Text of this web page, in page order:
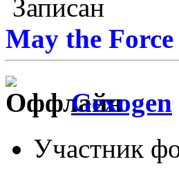
Записан
May the
Gexogen
Участник